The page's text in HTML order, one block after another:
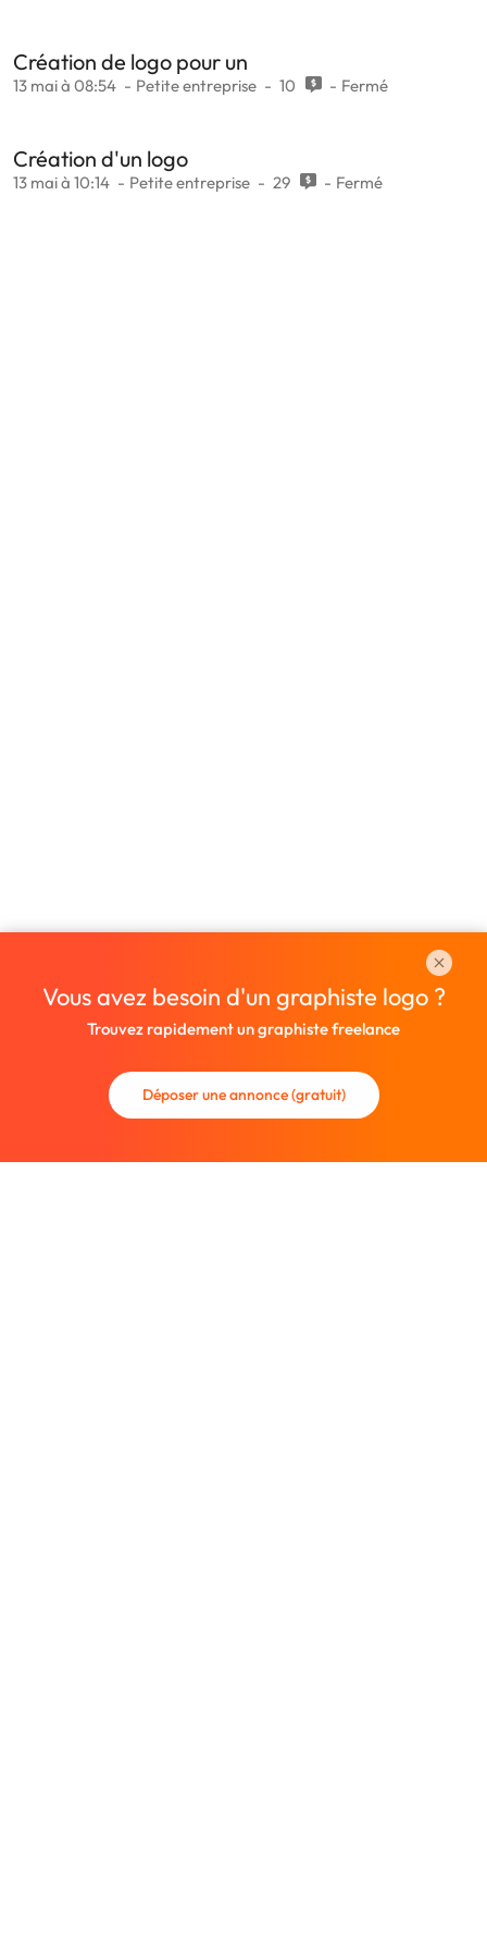
Création de logo pour un
13 mai à 08:54 Petite entreprise 10 Fermé
Création d'un logo
13 mai à 10:14 Petite entreprise 29 Fermé
Vous avez besoin d'un graphiste logo ?
Trouvez rapidement un graphiste freelance
Déposer une annonce (gratuit)